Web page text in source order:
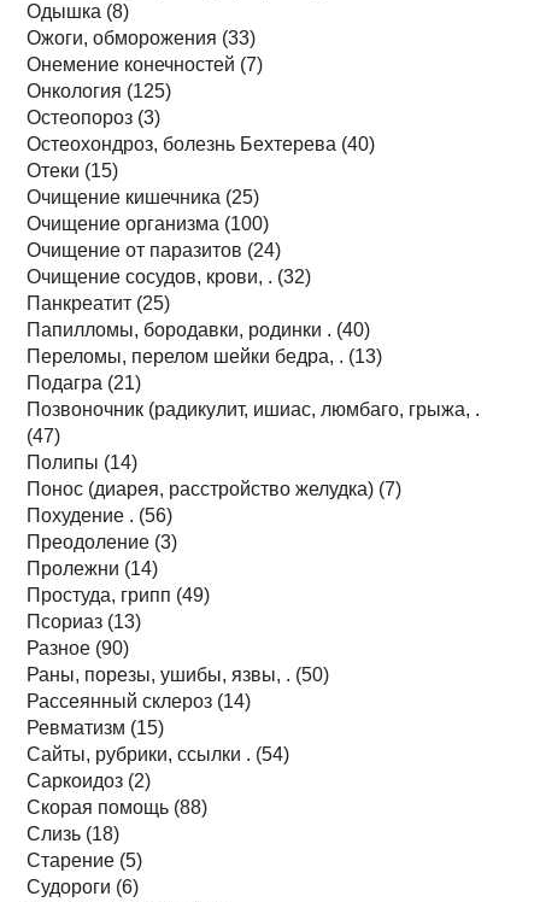
Одышка (8)
Ожоги, обморожения (33)
Онемение конечностей (7)
Онкология (125)
Остеопороз (3)
Остеохондроз, болезнь Бехтерева (40)
Отеки (15)
Очищение кишечника (25)
Очищение организма (100)
Очищение от паразитов (24)
Очищение сосудов, крови, . (32)
Панкреатит (25)
Папилломы, бородавки, родинки . (40)
Переломы, перелом шейки бедра, . (13)
Подагра (21)
Позвоночник (радикулит, ишиас, люмбаго, грыжа, .
(47)
Полипы (14)
Понос (диарея, расстройство желудка) (7)
Похудение . (56)
Преодоление (3)
Пролежни (14)
Простуда, грипп (49)
Псориаз (13)
Разное (90)
Раны, порезы, ушибы, язвы, . (50)
Рассеянный склероз (14)
Ревматизм (15)
Сайты, рубрики, ссылки . (54)
Саркоидоз (2)
Скорая помощь (88)
Слизь (18)
Старение (5)
Судороги (6)